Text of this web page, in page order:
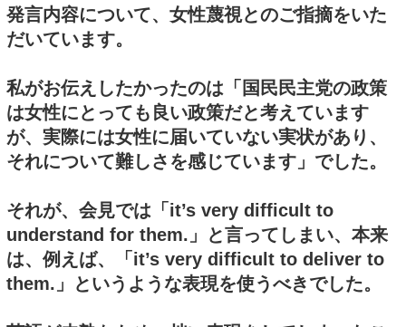
発言内容について、女性蔑視とのご指摘をいた
だいています。
私がお伝えしたかったのは「国民民主党の政策
は女性にとっても良い政策だと考えています
が、実際には女性に届いていない実状があり、
それについて難しさを感じています」でした。
それが、会見では「it’s very difficult to
understand for them.」と言ってしまい、本来
は、例えば、「it’s very difficult to deliver to
them.」というような表現を使うべきでした。